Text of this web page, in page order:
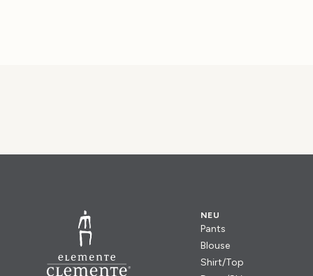
NEU
Pants
Blouse
Shirt/Top